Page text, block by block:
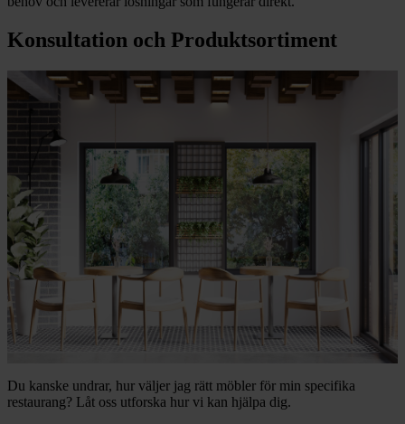
Konsultation och Produktsortiment
Du kanske undrar, hur väljer jag rätt möbler för min specifika
restaurang? Låt oss utforska hur vi kan hjälpa dig.